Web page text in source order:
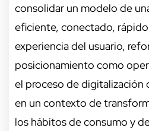
consolidar un modelo de
eficiente, conectado,
experiencia del usuario,
posicionamiento como
el proceso de digitalización
en un contexto de
los hábitos de consumo y